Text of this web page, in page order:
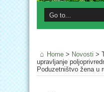
Home > Novosti >
upravljanje
Poduzetništvo žena u